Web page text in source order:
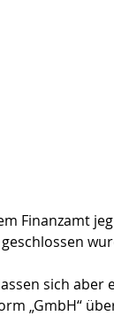
Finanzamt
sich aber
„GmbH“